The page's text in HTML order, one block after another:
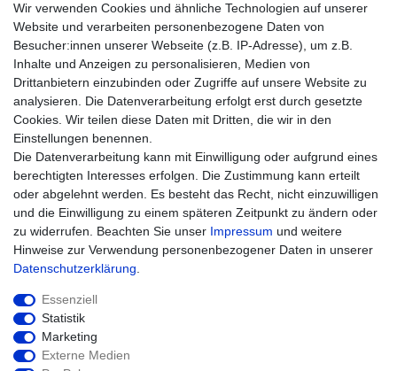
AGB
Impressum
Einkaufen
Zahlungsarten
Versandarten & -kosten
Widerrufsrecht
Warenkorb
Zur Kasse
Hilfe
Wir verwenden Cookies und ähnliche Technologien auf unserer
Website und verarbeiten personenbezogene Daten von
Besucher:innen unserer Webseite (z.B. IP-Adresse), um z.B.
Inhalte und Anzeigen zu personalisieren, Medien von
Drittanbietern einzubinden oder Zugriffe auf unsere Website zu
analysieren. Die Datenverarbeitung erfolgt erst durch gesetzte
Cookies. Wir teilen diese Daten mit Dritten, die wir in den
Einstellungen benennen.
Die Datenverarbeitung kann mit Einwilligung oder aufgrund eines
berechtigten Interesses erfolgen. Die Zustimmung kann erteilt
oder abgelehnt werden. Es besteht das Recht, nicht einzuwilligen
und die Einwilligung zu einem späteren Zeitpunkt zu ändern oder
zu widerrufen. Beachten Sie unser Impressum und weitere
Hinweise zur Verwendung personenbezogener Daten in unserer
Daten­schutz­erklärung
Essenziell
Statistik
Marketing
Externe Medien